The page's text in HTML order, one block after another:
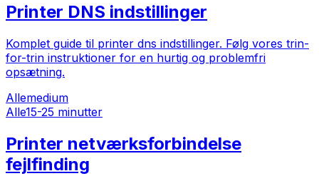
Printer DNS indstillinger
Komplet guide til printer dns indstillinger. Følg vores trin-
for-trin instruktioner for en hurtig og problemfri
opsætning.
Allemedium
Alle15-25 minutter
Printer netværksforbindelse
fejlfinding